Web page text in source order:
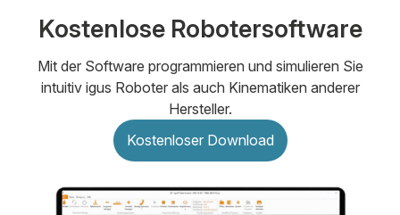
Kostenlose Robotersoftware
Mit der Software programmieren und simulieren Sie
intuitiv igus Roboter als auch Kinematiken anderer
Hersteller.
Kostenloser Download